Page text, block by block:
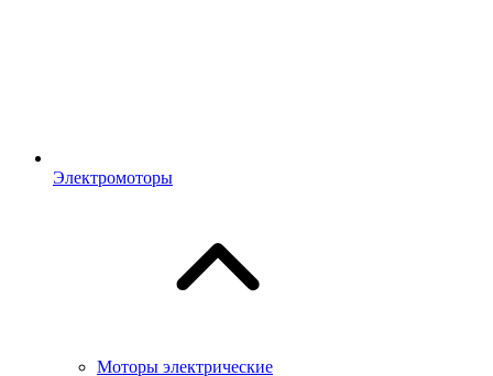
Электромоторы
Моторы электрические